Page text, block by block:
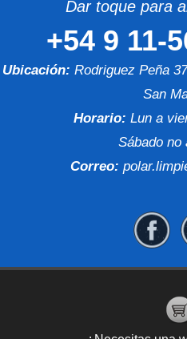
Dar toque para
+54 9 11-
Ubicación: Rodriguez Peña
San
Horario:Lun a
Sábado no
Correo: